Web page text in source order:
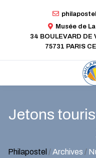
Musée de
34 BOULEVARD DE
75731 PARIS
Jetons
Philapostel /Archives /